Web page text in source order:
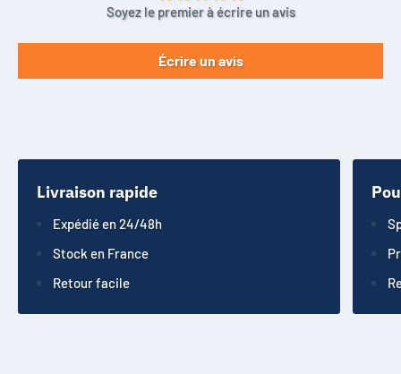
Soyez le premier à écrire un avis
Écrire un avis
Livraison rapide
Expédié en 24/48h
Stock en France
Retour facile